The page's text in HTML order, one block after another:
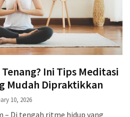
Ini Tips Meditasi
Mudah Dipraktikkan
10, 2026
– Di tengah ritme hidup yang